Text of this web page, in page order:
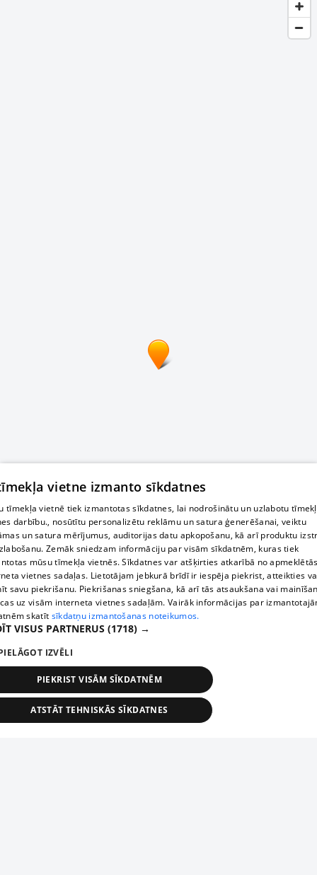
vietne izmanto sīkdatnes
tīmekļa vietnē tiek izmantotas sīkdatnes, lai nodrošinātu un uzlabotu
darbību., nosūtītu personalizētu reklāmu un satura ģenerēšanai, veiktu
un satura mērījumus, auditorijas datu apkopošanu, kā arī produktu
Zemāk sniedzam informāciju par visām sīkdatnēm, kuras tiek
mūsu tīmekļa vietnēs. Sīkdatnes var atšķirties atkarībā no
vietnes sadaļas. Lietotājam jebkurā brīdī ir iespēja piekrist, atteikties
savu piekrišanu. Piekrišanas sniegšana, kā arī tās atsaukšana vai
uz visām interneta vietnes sadaļām. Vairāk informācijas par
skatīt sīkdatņu izmantošanas noteikumos.
VISUS PARTNERUS (1718) →
IZVĒLI
PIEKRIST VISĀM SĪKDATNĒM
ATSTĀT TEHNISKĀS SĪKDATNES